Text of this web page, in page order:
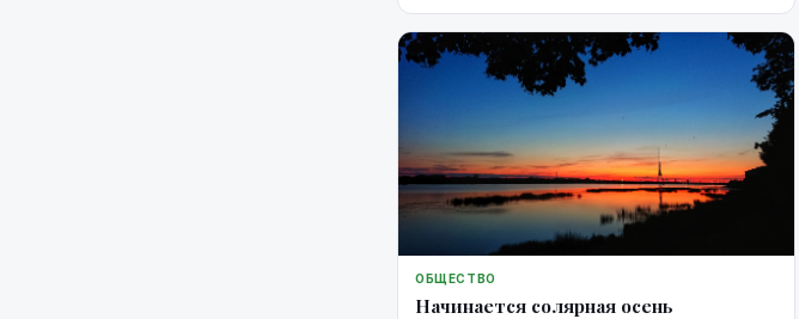
ОБЩЕСТВО
Начинается солярная осень